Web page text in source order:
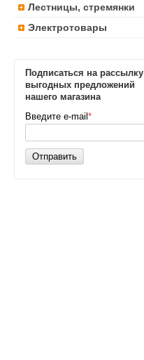
Лестницы, стремянки
Электротовары
Подписаться на рассылку
выгодных предложений
нашего магазина
Введите e-mail *
Отправить